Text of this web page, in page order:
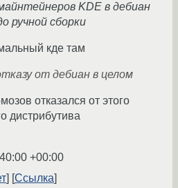
KDE в дебиан
ручной сборки
кде там
от дебиан в целом
отказался от этого
дистрибутива
+00:00
Ссылка